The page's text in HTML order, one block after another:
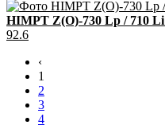
HIMPT Z(О)-730 Lp / 710 Li
92.6
‹
1
2
3
4